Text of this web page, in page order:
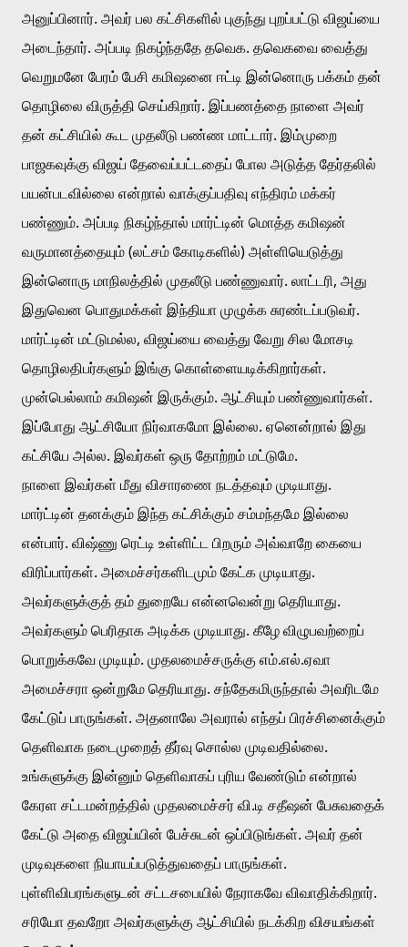
அனுப்பினார். அவர் பல கட்சிகளில் புகுந்து புறப்பட்டு விஜய்யை
அடைந்தார். அப்படி நிகழ்ந்ததே தவெக. தவெகவை வைத்து
வெறுமனே பேரம் பேசி கமிஷனை ஈட்டி இன்னொரு பக்கம் தன்
தொழிலை விருத்தி செய்கிறார். இப்பணத்தை நாளை அவர்
தன் கட்சியில் கூட முதலீடு பண்ண மாட்டார். இம்முறை
பாஜகவுக்கு விஜய் தேவைப்பட்டதைப் போல அடுத்த தேர்தலில்
பயன்படவில்லை என்றால் வாக்குப்பதிவு எந்திரம் மக்கர்
பண்ணும். அப்படி நிகழ்ந்தால் மார்ட்டின் மொத்த கமிஷன்
வருமானத்தையும் (லட்சம் கோடிகளில்) அள்ளியெடுத்து
இன்னொரு மாநிலத்தில் முதலீடு பண்ணுவார். லாட்டரி, அது
இதுவென பொதுமக்கள் இந்தியா முழுக்க சுரண்டப்படுவர்.
மார்ட்டின் மட்டுமல்ல, விஜய்யை வைத்து வேறு சில மோசடி
தொழிலதிபர்களும் இங்கு கொள்ளையடிக்கிறார்கள்.
முன்பெல்லாம் கமிஷன் இருக்கும். ஆட்சியும் பண்ணுவார்கள்.
இப்போது ஆட்சியோ நிர்வாகமோ இல்லை. ஏனென்றால் இது
கட்சியே அல்ல. இவர்கள் ஒரு தோற்றம் மட்டுமே.
நாளை இவர்கள் மீது விசாரணை நடத்தவும் முடியாது.
மார்ட்டின் தனக்கும் இந்த கட்சிக்கும் சம்மந்தமே இல்லை
என்பார். விஷ்ணு ரெட்டி உள்ளிட்ட பிறரும் அவ்வாறே கையை
விரிப்பார்கள். அமைச்சர்களிடமும் கேட்க முடியாது.
அவர்களுக்குத் தம் துறையே என்னவென்று தெரியாது.
அவர்களும் பெரிதாக அடிக்க முடியாது. கீழே விழுபவற்றைப்
பொறுக்கவே முடியும். முதலமைச்சருக்கு எம்.எல்.ஏவா
அமைச்சரா ஒன்றுமே தெரியாது. சந்தேகமிருந்தால் அவரிடமே
கேட்டுப் பாருங்கள். அதனாலே அவரால் எந்தப் பிரச்சினைக்கும்
தெளிவாக நடைமுறைத் தீர்வு சொல்ல முடிவதில்லை.
உங்களுக்கு இன்னும் தெளிவாகப் புரிய வேண்டும் என்றால்
கேரள சட்டமன்றத்தில் முதலமைச்சர் வி.டி சதீஷன் பேசுவதைக்
கேட்டு அதை விஜய்யின் பேச்சுடன் ஒப்பிடுங்கள். அவர் தன்
முடிவுகளை நியாயப்படுத்துவதைப் பாருங்கள்.
புள்ளிவிபரங்களுடன் சட்டசபையில் நேராகவே விவாதிக்கிறார்.
சரியோ தவறோ அவர்களுக்கு ஆட்சியில் நடக்கிற விசயங்கள்